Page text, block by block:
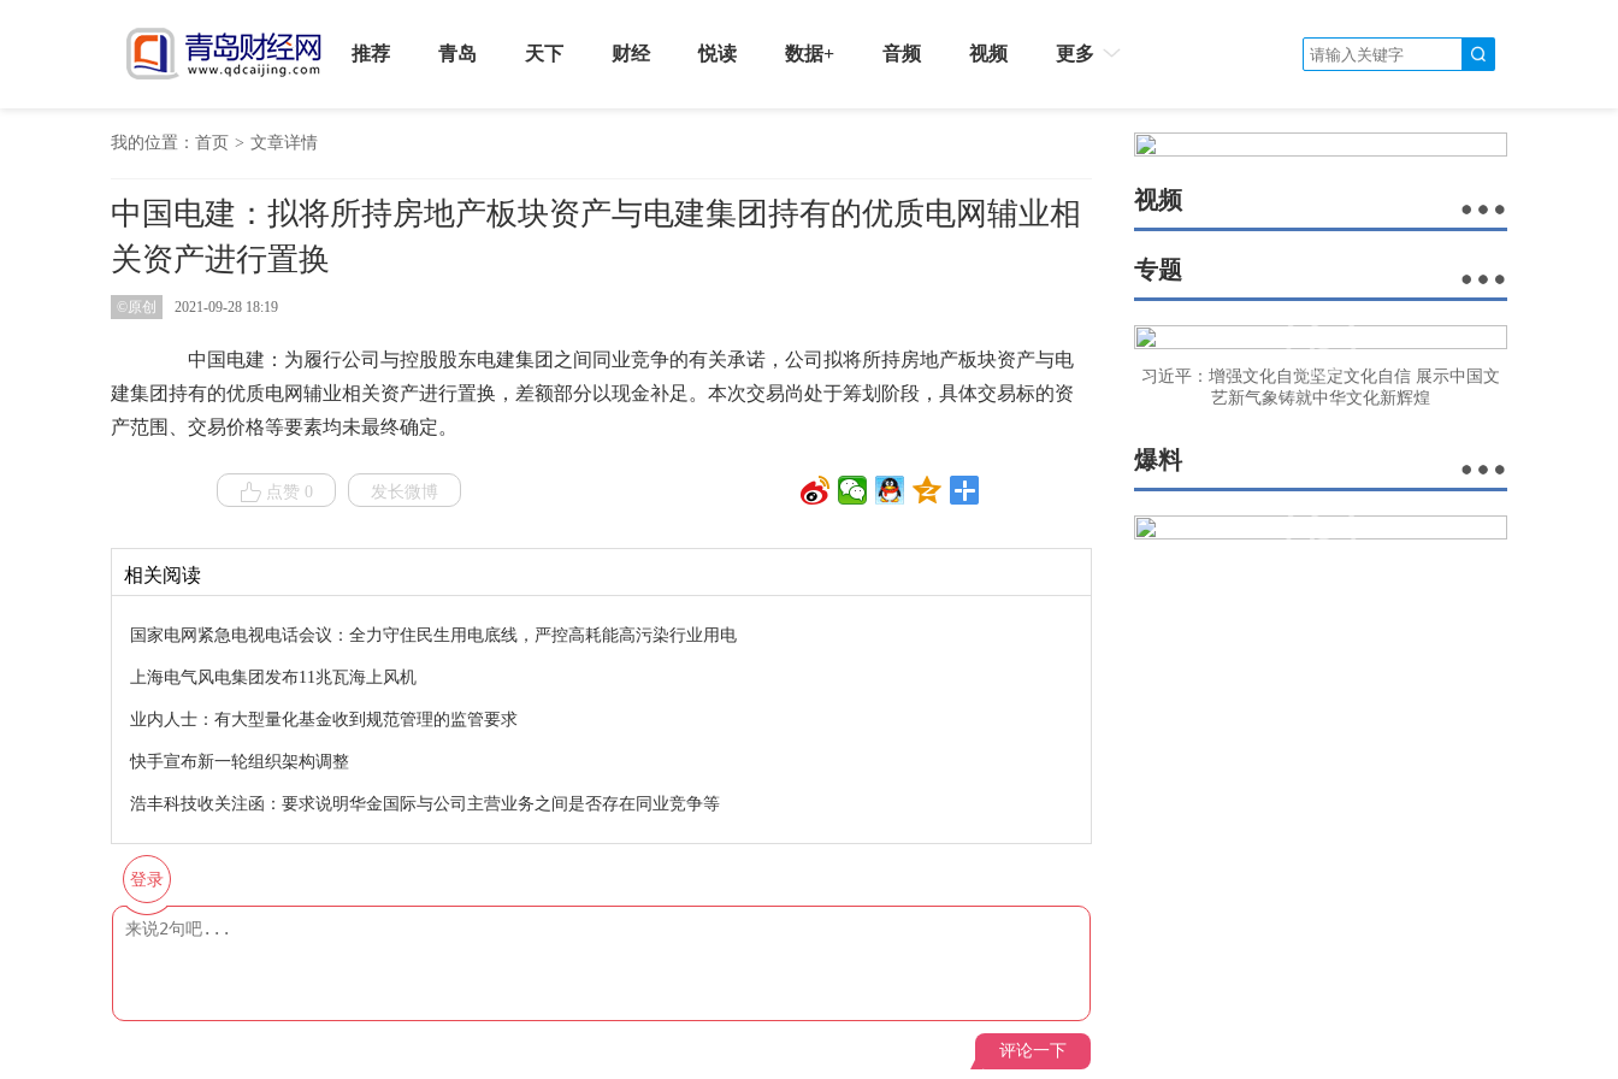
推荐 青岛 天下 财经 悦读 数据+ 音频 视频 更多
我的位置： 首页 > 文章详情
中国电建：拟将所持房地产板块资产与电建集团持有的优质电网辅业相
关资产进行置换
©原创 2021-09-28 18:19
中国电建：为履行公司与控股股东电建集团之间同业竞争的有关承诺，公司拟将所持房地产板块资产与电
建集团持有的优质电网辅业相关资产进行置换，差额部分以现金补足。本次交易尚处于筹划阶段，具体交易标的资
产范围、交易价格等要素均未最终确定。
点赞 0 发长微博
相关阅读
国家电网紧急电视电话会议：全力守住民生用电底线，严控高耗能高污染行业用电
上海电气风电集团发布11兆瓦海上风机
业内人士：有大型量化基金收到规范管理的监管要求
快手宣布新一轮组织架构调整
浩丰科技收关注函：要求说明华金国际与公司主营业务之间是否存在同业竞争等
登录
评论一下
视频
专题
习近平：增强文化自觉坚定文化自信 展示中国文
艺新气象铸就中华文化新辉煌
爆料